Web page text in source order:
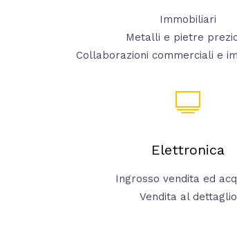
Immobiliari
Metalli e pietre
Collaborazioni commerciali e
Elettronica
Ingrosso vendita ed
Vendita al dettaglio